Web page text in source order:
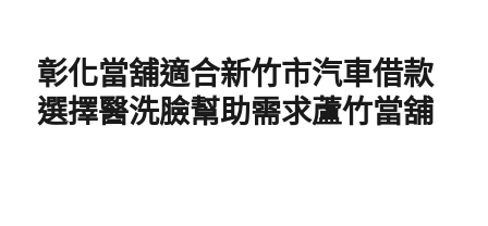
彰化當舖適合新竹市汽車借款
選擇醫洗臉幫助需求蘆竹當舖